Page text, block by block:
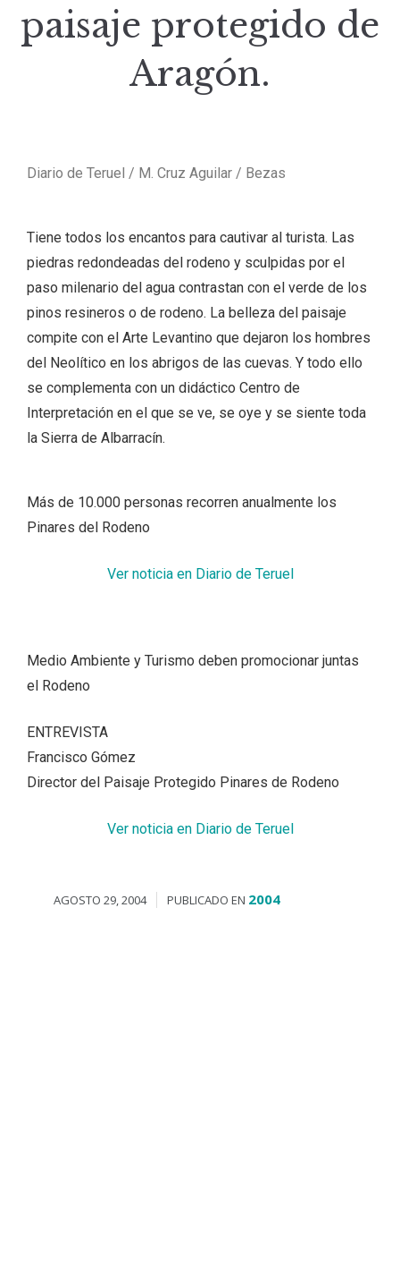
paisaje protegido de
Aragón.
Diario de Teruel / M. Cruz Aguilar / Bezas
Tiene todos los encantos para cautivar al turista. Las
piedras redondeadas del rodeno y sculpidas por el
paso milenario del agua contrastan con el verde de los
pinos resineros o de rodeno. La belleza del paisaje
compite con el Arte Levantino que dejaron los hombres
del Neolítico en los abrigos de las cuevas. Y todo ello
se complementa con un didáctico Centro de
Interpretación en el que se ve, se oye y se siente toda
la Sierra de Albarracín.
Más de 10.000 personas recorren anualmente los
Pinares del Rodeno
Ver noticia en Diario de Teruel
Medio Ambiente y Turismo deben promocionar juntas
el Rodeno
ENTREVISTA
Francisco Gómez
Director del Paisaje Protegido Pinares de Rodeno
Ver noticia en Diario de Teruel
AGOSTO 29, 2004 PUBLICADO EN 2004